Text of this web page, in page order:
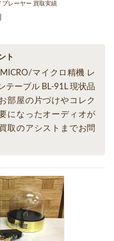
プレーヤー 買取実績
ト
マイクロ精機 レ
テーブル BL-91L 現状品
部屋の片づけやコレク
になったオーディオが
取のアシストまでお問